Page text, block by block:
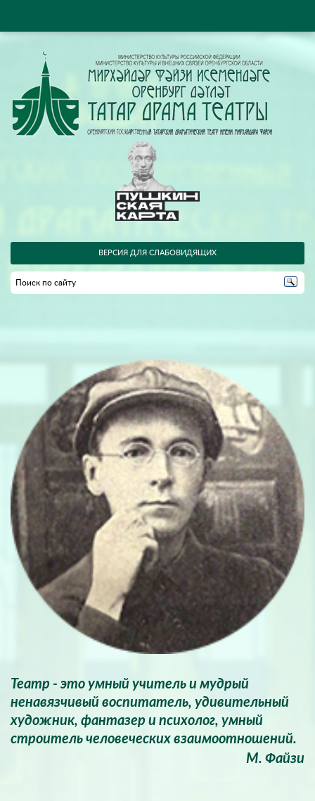
ВЕРСИЯ ДЛЯ СЛАБОВИДЯЩИХ
Театр - это умный учитель и мудрый
ненавязчивый воспитатель, удивительный
художник, фантазер и психолог, умный
строитель человеческих взаимоотношений.
М. Файзи